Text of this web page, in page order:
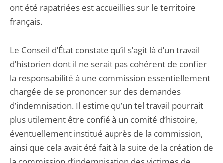
ont été rapatriées est accueillies sur le territoire
français.
Le Conseil d’État constate qu’il s’agit là d’un travail
d’historien dont il ne serait pas cohérent de confier
la responsabilité à une commission essentiellement
chargée de se prononcer sur des demandes
d’indemnisation. Il estime qu’un tel travail pourrait
plus utilement être confié à un comité d’histoire,
éventuellement institué auprès de la commission,
ainsi que cela avait été fait à la suite de la création de